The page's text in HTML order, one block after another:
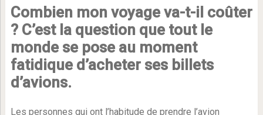
Combien mon voyage va-t-il coûter
? C’est la question que tout le
monde se pose au moment
fatidique d’acheter ses billets
d’avions.
Les personnes qui ont l’habitude de prendre l’avion